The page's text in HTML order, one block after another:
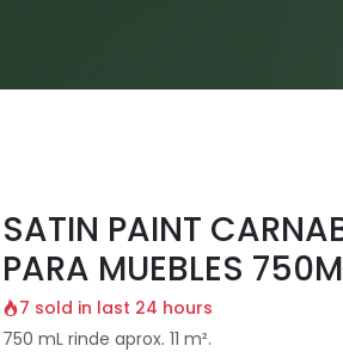
SATIN PAINT
PARA MUEBLES
7 sold in last 24 hours
750 mL rinde aprox. 11 m².